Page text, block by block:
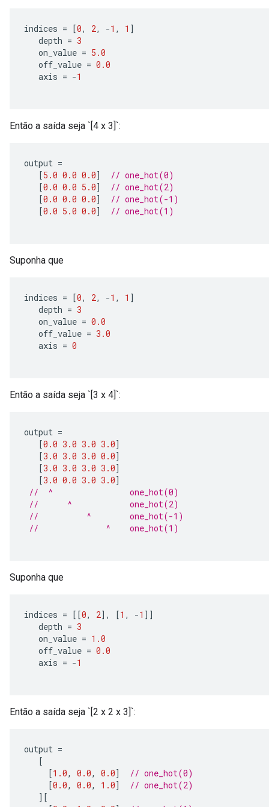
indices = [0, 2, -1 , 1 ]
depth = 3
on_value = 5.0
off_value = 0.0
axis = -1
Então a saída seja `[4 x 3]`:
output =
[5.0 0.0 0.0]
// one_hot(0)
[0.0 0.0 5.0]
// one_hot(2)
[0.0 0.0 0.0]
// one_hot(-1)
[0.0 5.0 0.0] // one_hot(1)
Suponha que
indices = [0, 2, -1 , 1 ]
depth = 3
on_value = 0.0
off_value = 3.0
axis = 0
Então a saída seja `[3 x 4]`:
output =
[0.0 3.0 3.0 3.0]
[3.0 3.0 3.0 0.0]
[3.0 3.0 3.0 3.0]
[3.0 0.0 3.0 3.0]
//  ^                one_hot(0)
//      ^            one_hot(2)
//          ^        one_hot(-1)
//              ^    one_hot(1)
Suponha que
indices = [[0, 2], [1 , -1 ]]
depth = 3
on_value = 1.0
off_value = 0.0
axis = -1
Então a saída seja `[2 x 2 x 3]`:
output =
[
[1.0, 0.0, 0.0]
// one_hot(0)
[0.0, 0.0, 1.0]
// one_hot(2)
][